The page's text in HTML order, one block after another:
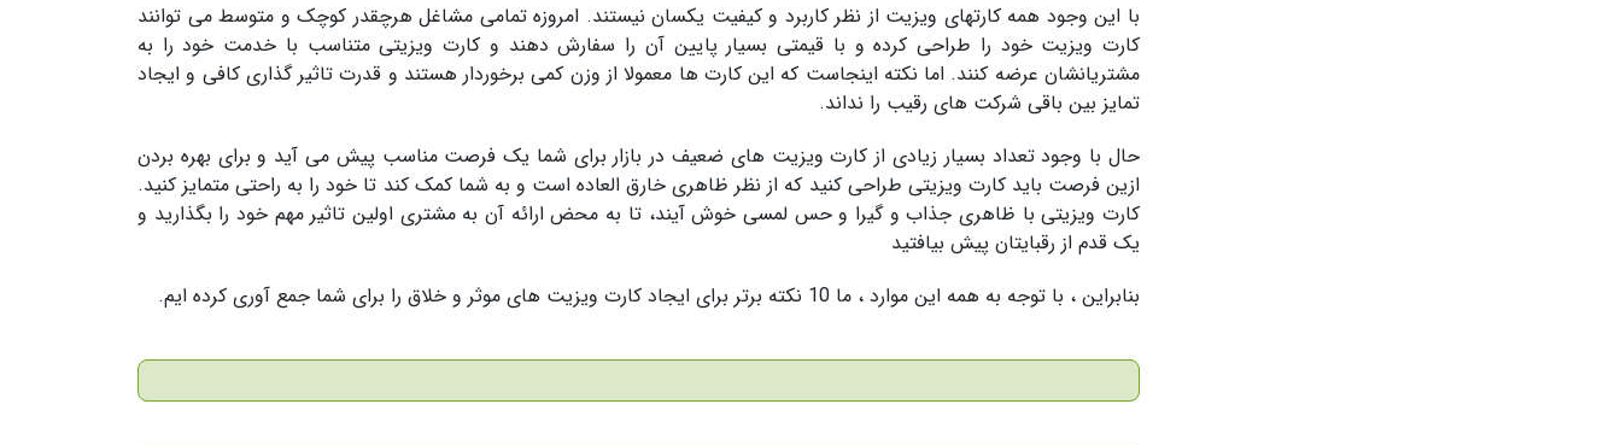
با این وجود همه کارتهای ویزیت از نظر کاربرد و کیفیت یکسان نیستند. امروزه تمامی ​​مشاغل هرچقدر کوچک و متوسط ​​می توانند
کارت ویزیت خود را طراحی کرده و با قیمتی بسیار پایین آن را سفارش دهند و کارت ویزیتی متناسب با خدمت خود را به
مشتریانشان عرضه کنند. اما نکته اینجاست که این کارت ها معمولا از وزن کمی برخوردار هستند و قدرت تاثیر گذاری کافی و ایجاد
تمایز بین باقی شرکت های رقیب را نداند.
حال با وجود تعداد بسیار زیادی از کارت ویزیت های ضعیف در بازار برای شما یک فرصت مناسب پیش می آید و برای بهره بردن
ازین فرصت باید کارت ویزیتی طراحی کنید که از نظر ظاهری خارق العاده است و به شما کمک کند تا خود را به راحتی متمایز کنید.
کارت ویزیتی با ظاهری جذاب و گیرا و حس لمسی خوش آیند، تا به محض ارائه آن به مشتری اولین تاثیر مهم خود را بگذارید و
یک قدم از رقبایتان پیش بیافتید
بنابراین ، با توجه به همه این موارد ، ما 10 نکته برتر برای ایجاد کارت ویزیت های موثر و خلاق را برای شما جمع آوری کرده ایم.